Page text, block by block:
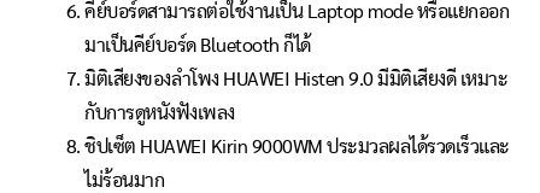
คีย์บอร์ดสามารถต่อใช้งานเป็น Laptop mode หรือแยกออก
มาเป็นคีย์บอร์ด Bluetooth ก็ได้
มิติเสียงของลำโพง HUAWEI Histen 9.0 มีมิติเสียงดี เหมาะ
กับการดูหนังฟังเพลง
ชิปเซ็ต HUAWEI Kirin 9000WM ประมวลผลได้รวดเร็วและ
ไม่ร้อนมาก